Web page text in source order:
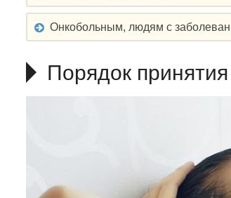
Онкобольным, людям с
Порядок